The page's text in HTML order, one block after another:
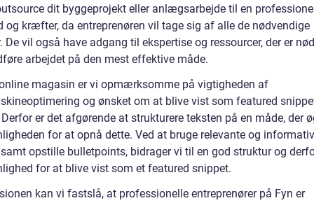
dit byggeprojekt eller anlægsarbejde til en
og kræfter, da entreprenøren vil tage sig af alle de nødvendige
De vil også have adgang til ekspertise og ressourcer, der er
arbejdet på den mest effektive måde.
magasin er vi opmærksomme på vigtigheden af
og ønsket om at blive vist som featured
er det afgørende at strukturere teksten på en måde, der
for at opnå dette. Ved at bruge relevante og
opstille bulletpoints, bidrager vi til en god struktur og
for at blive vist som et featured snippet.
kan vi fastslå, at professionelle entreprenører på Fyn er